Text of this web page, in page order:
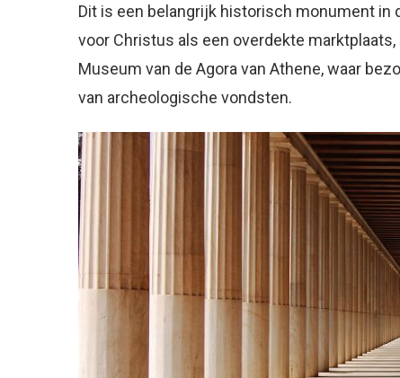
Dit is een belangrijk historisch monument in
voor Christus als een overdekte
Museum van de Agora van Athene, waar
van archeologische vondsten.